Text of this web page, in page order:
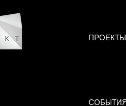
ПРОЕКТЫ